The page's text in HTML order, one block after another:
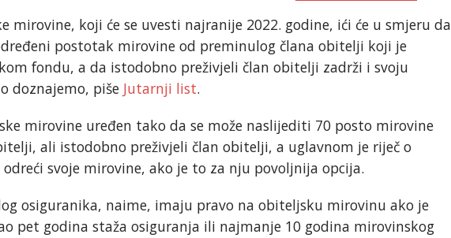
mirovine, koji će se uvesti najranije 2022. godine, ići će u smjeru da
postotak mirovine od preminulog člana obitelji koji je
fondu, a da istodobno preživjeli član obitelji zadrži i svoju
doznajemo, piše Jutarnji list.
mirovine uređen tako da se može naslijediti 70 posto mirovine
ali istodobno preživjeli član obitelji, a uglavnom je riječ o
svoje mirovine, ako je to za nju povoljnija opcija.
osiguranika, naime, imaju pravo na obiteljsku mirovinu ako je
pet godina staža osiguranja ili najmanje 10 godina mirovinskog